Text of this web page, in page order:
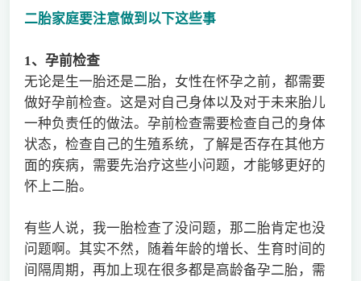
二胎家庭要注意做到以下这些事
1、孕前检查
无论是生一胎还是二胎，女性在怀孕之前，都需要
做好孕前检查。这是对自己身体以及对于未来胎儿
一种负责任的做法。孕前检查需要检查自己的身体
状态，检查自己的生殖系统，了解是否存在其他方
面的疾病，需要先治疗这些小问题，才能够更好的
怀上二胎。
有些人说，我一胎检查了没问题，那二胎肯定也没
问题啊。其实不然，随着年龄的增长、生育时间的
间隔周期，再加上现在很多都是高龄备孕二胎，需